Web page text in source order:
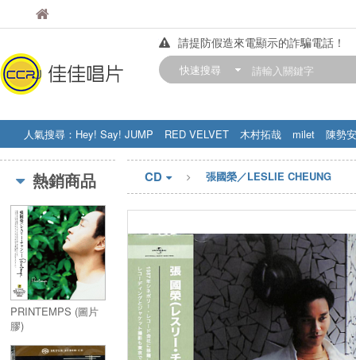
佳佳唱片
請提防假造來電顯示的詐騙電話！
【中華門市營業時間調整公告】
快速搜尋
人氣搜尋： Hey! Say! JUMP RED VELVET 木村拓哉 milet
陳勢安
STRAY KIDS
盧廣仲 周杰伦
熱銷商品
PRINTEMPS (圖片
膠)
CD 張國榮／LESLIE CHEUNG